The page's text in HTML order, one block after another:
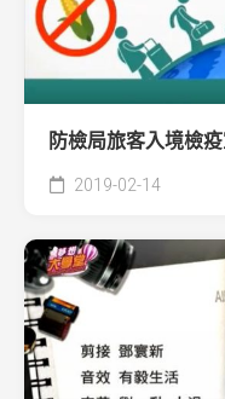
防檢局旅客入境檢
2019-02-14